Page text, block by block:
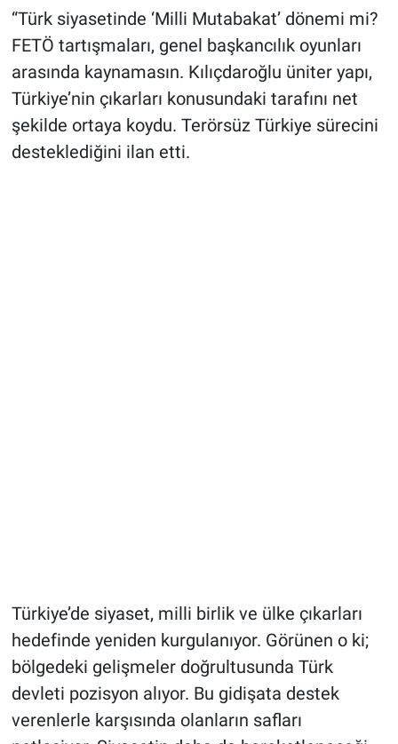
“Türk siyasetinde ‘Milli Mutabakat’ dönemi mi?
FETÖ tartışmaları, genel başkancılık oyunları
arasında kaynamasın. Kılıçdaroğlu üniter yapı,
Türkiye’nin çıkarları konusundaki tarafını net
şekilde ortaya koydu. Terörsüz Türkiye sürecini
desteklediğini ilan etti.
Türkiye’de siyaset, milli birlik ve ülke çıkarları
hedefinde yeniden kurgulanıyor. Görünen o ki;
bölgedeki gelişmeler doğrultusunda Türk
devleti pozisyon alıyor. Bu gidişata destek
verenlerle karşısında olanların safları